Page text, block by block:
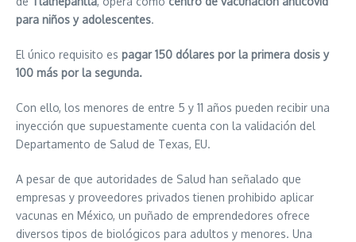
para niños y adolescentes.
El único requisito es pagar 150 dólares por la primera dosis y
100 más por la segunda.
Con ello, los menores de entre 5 y 11 años pueden recibir una
inyección que supuestamente cuenta con la validación del
Departamento de Salud de Texas, EU.
A pesar de que autoridades de Salud han señalado que
empresas y proveedores privados tienen prohibido aplicar
vacunas en México, un puñado de emprendedores ofrece
diversos tipos de biológicos para adultos y menores. Una